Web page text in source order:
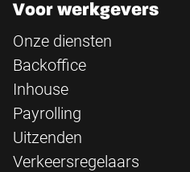
Voor werkgevers
Onze diensten
Backoffice
Inhouse
Payrolling
Uitzenden
Verkeersregelaars